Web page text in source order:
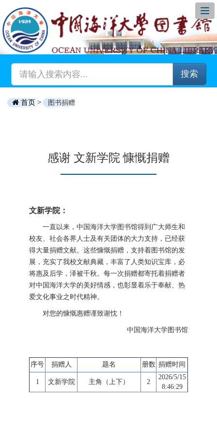
搜索
首页 > 图书捐赠
感谢 文新学院 慷慨捐赠
文新学院：
一直以来，中国海洋大学图书馆得到广大师生和
校友、社会各界人士及有关团体的大力支持，已经获
得大量捐赠文献。这些慷慨捐赠，支持着图书馆的发
展，充实了我校文献典藏，丰富了人类知识宝库，必
将惠及后学，泽被千秋。每一次捐赠都寄托着捐赠者
对中国海洋大学的美好情感，也彰显着乐于奉献、热
爱文化事业之时代精神。
对您的慷慨惠赠谨致谢忱！
中国海洋大学图书馆
序号 捐赠人 题名 册数 捐赠时间
1 文新学院 主角（上下） 2
2026/5/15
8:46:29